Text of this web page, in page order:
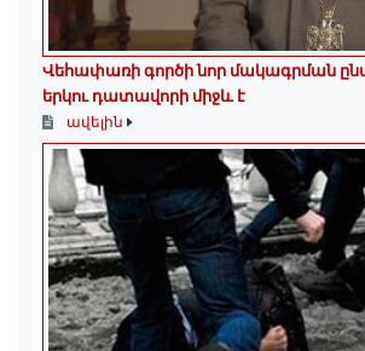
Վեհափառի գործի նոր մակագրման
երկու դատավորի միջև է
ավելին